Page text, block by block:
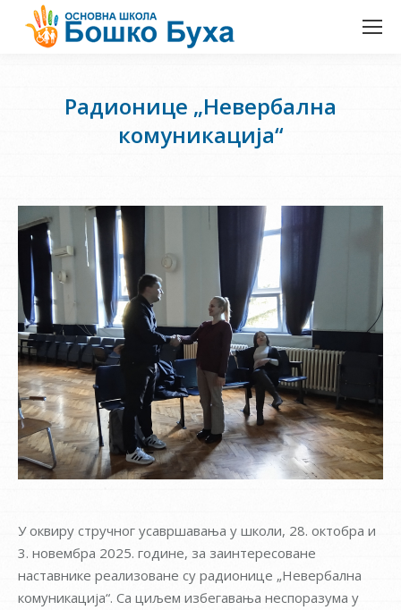
Радионице „Невербална
комуникација“
У оквиру стручног усавршавања у школи, 28. октобра и
3. новембра 2025. године, за заинтересоване
наставнике реализоване су радионице „Невербална
комуникација“. Са циљем избегавања неспоразума у